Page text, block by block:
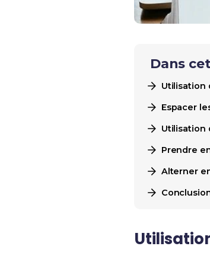
Dans
Utilisation
Espacer
Utilisation
Prendre
Alterner